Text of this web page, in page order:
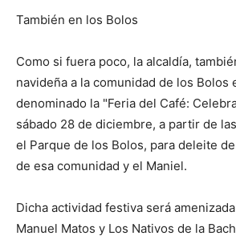
También en los Bolos
Como si fuera poco, la alcaldía,
navideña a la comunidad de los Bolos
denominado la "Feria del Café:
sábado 28 de diciembre, a partir de
el Parque de los Bolos, para deleite
de esa comunidad y el Maniel.
Dicha actividad festiva será
Manuel Matos y Los Nativos de la